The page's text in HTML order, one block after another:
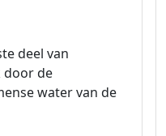
deel van
door de
water van de